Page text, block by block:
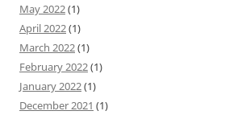
May 2022(1)
April 2022(1)
March 2022(1)
February 2022(1)
January 2022(1)
December 2021 (1)